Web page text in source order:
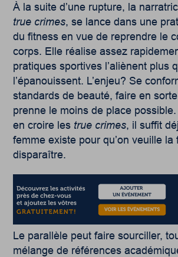
À la suite d’une rupture, la
true crimes, se lance dans une
du fitness en vue de reprendre le
corps. Elle réalise assez
pratiques sportives l’aliènent plus
l’épanouissent. L’enjeu? Se
standards de beauté, faire en
prenne le moins de place
en croire les true crimes, il suffit
femme existe pour qu’on veuille la
disparaître.
Le parallèle peut faire sourciller,
mélange de références